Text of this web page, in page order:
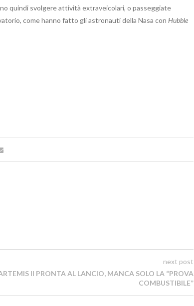
quindi svolgere attività extraveicolari, o passeggiate
come hanno fatto gli astronauti della Nasa con Hubble
next post
II PRONTA AL LANCIO, MANCA SOLO LA “PROVA
COMBUSTIBILE”